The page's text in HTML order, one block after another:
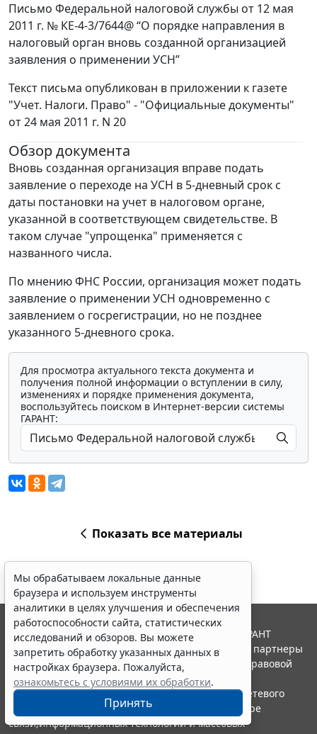
Письмо Федеральной налоговой службы от 12 мая
2011 г. № КЕ-4-3/7644@ “О порядке направления в
налоговый орган вновь созданной организацией
заявления о применении УСН”
Текст письма опубликован в приложении к газете
"Учет. Налоги. Право" - "Официальные документы"
от 24 мая 2011 г. N 20
Обзор документа
Вновь созданная организация вправе подать
заявление о переходе на УСН в 5-дневный срок с
даты постановки на учет в налоговом органе,
указанной в соответствующем свидетельстве. В
таком случае "упрощенка" применяется с
названного числа.
По мнению ФНС России, организация может подать
заявление о применении УСН одновременно с
заявлением о госрегистрации, но не позднее
указанного 5-дневного срока.
Для просмотра актуального текста документа и
получения полной информации о вступлении в силу,
изменениях и порядке применения документа,
воспользуйтесь поиском в Интернет-версии системы
ГАРАНТ:
Показать все материалы
Мы обрабатываем локальные данные
браузера и используем инструменты
аналитики в целях улучшения и обеспечения
работоспособности сайта, статистических
исследований и обзоров. Вы можете
запретить обработку указанных данных в
настройках браузера. Пожалуйста,
ознакомьтесь с условиями их обработки.
Принять
© ООО "НПП "ГАРАНТ-СЕРВИС", 2026. Система ГАРАНТ
выпускается с 1990 года. Компания "Гарант" и ее партнеры
являются участниками Российской ассоциации правовой
информации ГАРАНТ.
Портал ГАРАНТ.РУ зарегистрирован в качестве сетевого
издания Федеральной службой по надзору в сфере
связи,информационных технологий и массовых